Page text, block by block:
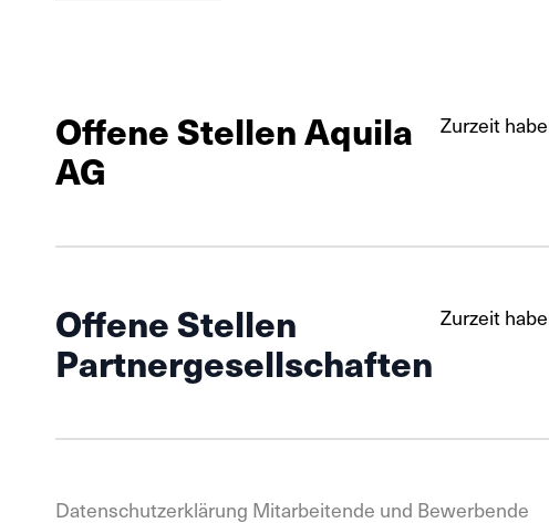
Offene Stellen Aquila
AG
Zurzeit
Offene Stellen
Partnergesellschaften
Zurzeit
Datenschutzerklärung Mitarbeitende und Bewerbende